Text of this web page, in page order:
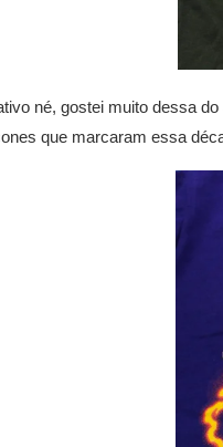
né, gostei muito dessa do
que marcaram essa